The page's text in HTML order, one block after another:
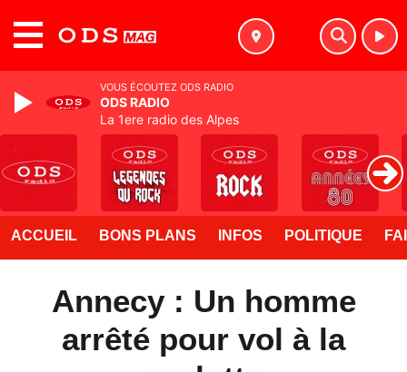
ACCUEIL BONS PLANS INFOS POLITIQUE
Annecy : Un homme
arrêté pour vol à la
VOUS ÉCOUTEZ ODS RADIO
ODS RADIO
La 1ere radio des Alpes